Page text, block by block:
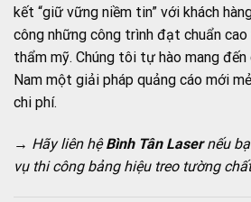
kết “giữ vững niềm tin” với khách
công những công trình đạt chuẩn
thẩm mỹ. Chúng tôi tự hào mang
Nam một giải pháp quảng cáo mới
chi phí.
→ Hãy liên hệBình Tân Lasernếu
vụ thi công bảng hiệu treo tường